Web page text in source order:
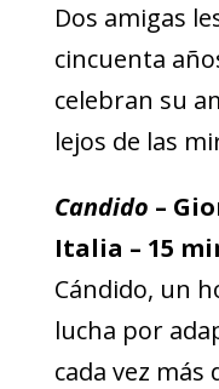
Dos amigas
cincuenta
celebran su
lejos de las
Candido –
Italia – 15
Cándido, un
lucha por
cada vez más